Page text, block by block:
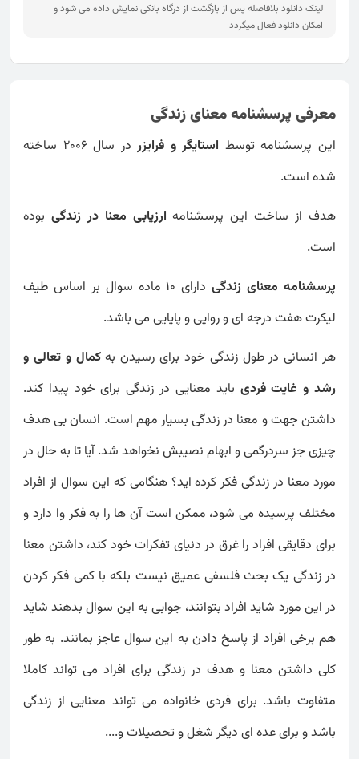
لینک دانلود بلافاصله پس از بازگشت از درگاه بانکی نمایش داده می شود و
امکان دانلود فعال میگردد
معرفی پرسشنامه معنای زندگی
این پرسشنامه توسط استایگر و فرایزر
در سال 2006 ساخته
شده است.
هدف از ساخت این پرسشنامه ارزیابی معنا در زندگی بوده
است.
پرسشنامه معنای زندگی
دارای 10 ماده سوال بر اساس طیف
لیکرت هفت درجه ای و روایی و پایایی می باشد.
هر انسانی در طول زندگی خود برای رسیدن بهکمال و تعالی و
رشد و غایت فردی باید معنایی در زندگی برای خود پیدا کند.
داشتن جهت و معنا در زندگی بسیار مهم است. انسان بی هدف
چیزی جز سردرگمی و ابهام نصیبش نخواهد شد. آیا تا به حال در
مورد معنا در زندگی فکر کرده اید؟ هنگامی که این سوال از افراد
مختلف پرسیده می شود، ممکن است آن ها را به فکر وا دارد و
برای دقایقی افراد را غرق در دنیای تفکرات خود کند، داشتن معنا
در زندگی یک بحث فلسفی عمیق نیست بلکه با کمی فکر کردن
در این مورد شاید افراد بتوانند، جوابی به این سوال بدهند شاید
هم برخی افراد از پاسخ دادن به این سوال عاجز بمانند. به طور
کلی داشتن معنا و هدف در زندگی برای افراد می تواند کاملا
متفاوت باشد. برای فردی خانواده می تواند معنایی از زندگی
باشد و برای عده ای دیگر شغل و تحصیلات و....